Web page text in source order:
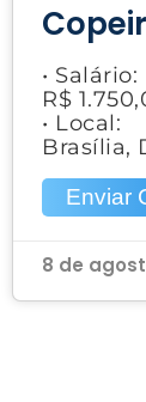
• Salário:
R$
• Local:
Brasília,
Enviar
8 de